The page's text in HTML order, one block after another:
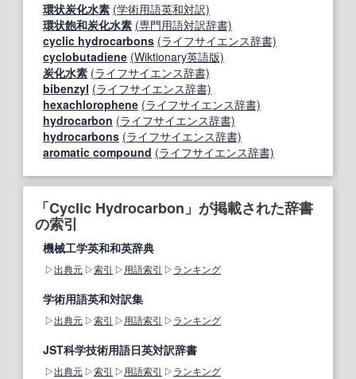
環状炭化水素 (学術用語英和対訳)
環状飽和炭化水素 (専門用語対訳辞書)
cyclic hydrocarbons (ライフサイエンス辞書)
cyclobutadiene (Wiktionary英語版)
炭化水素 (ライフサイエンス辞書)
bibenzyl (ライフサイエンス辞書)
hexachlorophene (ライフサイエンス辞書)
hydrocarbon (ライフサイエンス辞書)
hydrocarbons (ライフサイエンス辞書)
aromatic compound (ライフサイエンス辞書)
「Cyclic Hydrocarbon」が掲載された辞書
の索引
機械工学英和和英辞典
出典元 索引 用語索引 ランキング
学術用語英和対訳集
出典元 索引 用語索引 ランキング
JST科学技術用語日英対訳辞書
出典元 索引 用語索引 ランキング